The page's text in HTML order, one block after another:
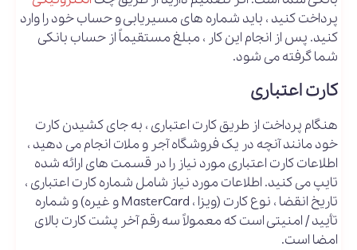
پرداخت کنید ، باید شماره های مسیریابی و حساب خود را وارد
کنید. پس از انجام این کار ، مبلغ مستقیماً از حساب بانکی
شما گرفته می شود.
کارت اعتباری
هنگام پرداخت از طریق کارت اعتباری ، به جای کشیدن کارت
خود مانند آنچه در یک فروشگاه آجر و ملات انجام می دهید ،
اطلاعات کارت اعتباری مورد نیاز را در قسمت های ارائه شده
تایپ می کنید. اطلاعات مورد نیاز شامل شماره کارت اعتباری ،
تاریخ انقضا ، نوع کارت (ویزا ، MasterCard و غیره) و شماره
تأیید / امنیتی است که معمولاً سه رقم آخر پشت کارت بالای
امضا است.